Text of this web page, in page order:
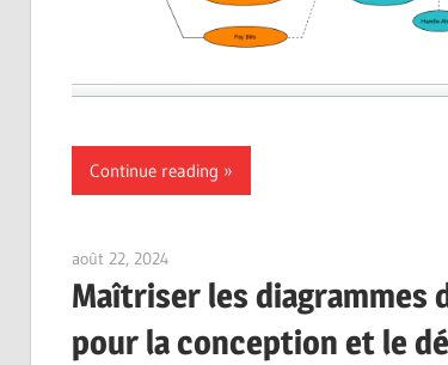
Continue reading
août 22, 2024
Maîtriser les diagrammes
pour la conception et le